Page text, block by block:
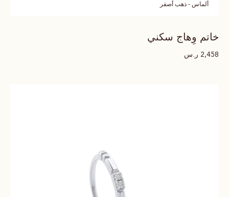
ألماس - ذهب أصفر
خاتم وِهاج سكني
2,458 ر.س